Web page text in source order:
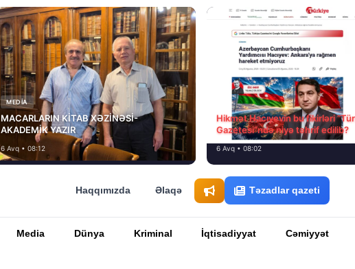
MEDİA
MACARLARIN KİTAB XƏZİNƏSİ-
AKADEMİK YAZIR
6 Avq • 08:12
Hikmət Hacıyevin bu fikirləri
Gazetesi”ndə niyə təhrif edilib?
6 Avq • 08:02
Haqqımızda Əlaqə Təzadlar qazeti
Media Dünya Kriminal İqtisadiyyat Cəmiyyət